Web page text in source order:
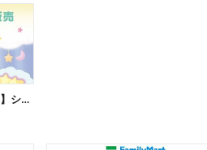
【ファミマオンライン先行販売】シルバニアファミリー